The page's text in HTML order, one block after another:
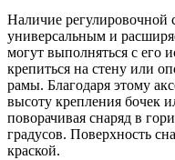
Наличие регулировочной
универсальным и
могут выполняться с его
крепиться на стену или
рамы. Благодаря этому
высоту крепления бочек
поворачивая снаряд в
градусов. Поверхность
краской.